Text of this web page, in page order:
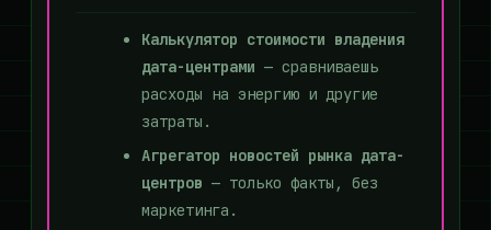
Калькулятор стоимости владения
дата-центрами — сравниваешь
расходы на энергию и другие
затраты.
Агрегатор новостей рынка дата-
центров — только факты, без
маркетинга.